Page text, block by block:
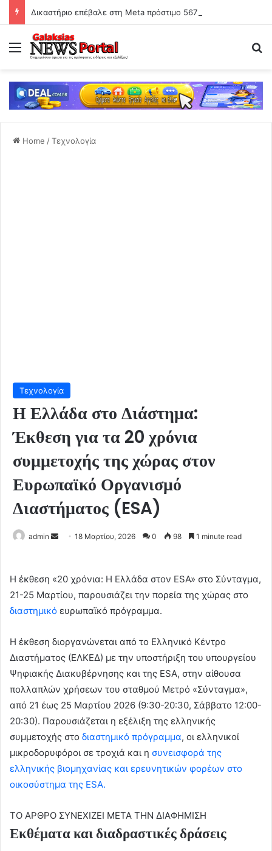
Menu
Home /Τεχνολογία
Τεχνολογία
Η Ελλάδα στο Διάστημα:
Έκθεση για τα 20 χρόνια
συμμετοχής της χώρας στον
Ευρωπαϊκό Οργανισμό
Διαστήματος (ESA)
admin
Send18 Μαρτίου, 2026 0 98 1 minute read
Η έκθεση «20 χρόνια: Η Ελλάδα στον ESA» στο Σύνταγμα,
21-25 Μαρτίου, παρουσιάζει την πορεία της χώρας στο
διαστημικό ευρωπαϊκό πρόγραμμα.
Η έκθεση διοργανώνεται από το Ελληνικό Κέντρο
Διαστήματος (ΕΛΚΕΔ) με την υποστήριξη του υπουργείου
Ψηφιακής Διακυβέρνησης και της ESA, στην αίθουσα
πολλαπλών χρήσεων του σταθμού Μετρό «Σύνταγμα»,
από 21 έως 25 Μαρτίου 2026 (9:30-20:30, Σάββατο 12:00-
20:30). Παρουσιάζεται η εξέλιξη της ελληνικής
συμμετοχής στο διαστημικό πρόγραμμα, οι ελληνικοί
μικροδορυφόροι σε τροχιά και η συνεισφορά της
ελληνικής βιομηχανίας και ερευνητικών φορέων στο
οικοσύστημα της ESA.
ΤΟ ΑΡΘΡΟ ΣΥΝΕΧΙΖΕΙ ΜΕΤΑ ΤΗΝ ΔΙΑΦΗΜΙΣΗ
Εκθέματα και διαδραστικές δράσεις